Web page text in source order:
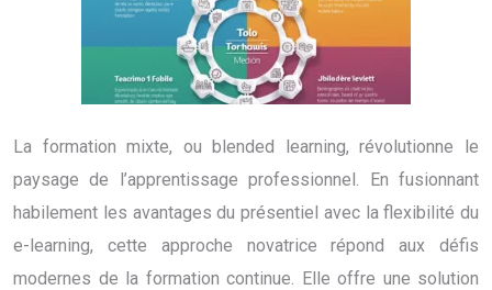
La formation mixte, ou blended learning, révolutionne le
paysage de l’apprentissage professionnel. En fusionnant
habilement les avantages du présentiel avec la flexibilité du
e-learning, cette approche novatrice répond aux défis
modernes de la formation continue. Elle offre une solution